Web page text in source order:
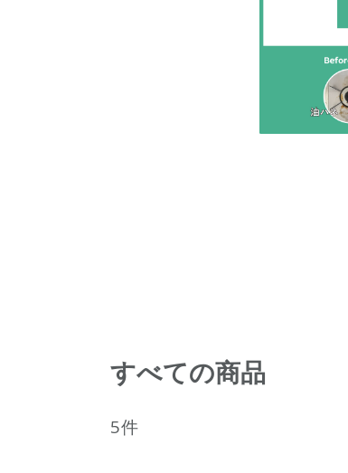
すべての商品
5件